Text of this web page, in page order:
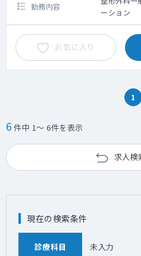
勤務内容
ーション
お気に入り
1
6 件中 1～ 6件を表示
求人検
現在の検索条件
診療科目 未入力